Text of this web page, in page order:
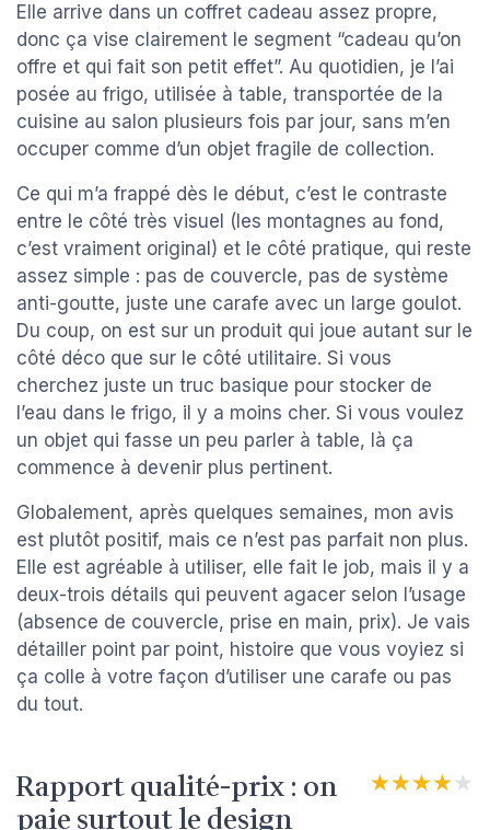
Elle arrive dans un coffret cadeau assez propre,
donc ça vise clairement le segment “cadeau qu’on
offre et qui fait son petit effet”. Au quotidien, je l’ai
posée au frigo, utilisée à table, transportée de la
cuisine au salon plusieurs fois par jour, sans m’en
occuper comme d’un objet fragile de collection.
Ce qui m’a frappé dès le début, c’est le contraste
entre le côté très visuel (les montagnes au fond,
c’est vraiment original) et le côté pratique, qui reste
assez simple : pas de couvercle, pas de système
anti-goutte, juste une carafe avec un large goulot.
Du coup, on est sur un produit qui joue autant sur le
côté déco que sur le côté utilitaire. Si vous
cherchez juste un truc basique pour stocker de
l’eau dans le frigo, il y a moins cher. Si vous voulez
un objet qui fasse un peu parler à table, là ça
commence à devenir plus pertinent.
Globalement, après quelques semaines, mon avis
est plutôt positif, mais ce n’est pas parfait non plus.
Elle est agréable à utiliser, elle fait le job, mais il y a
deux-trois détails qui peuvent agacer selon l’usage
(absence de couvercle, prise en main, prix). Je vais
détailler point par point, histoire que vous voyiez si
ça colle à votre façon d’utiliser une carafe ou pas
du tout.
Rapport qualité-prix : on
paie surtout le design
★★★★★
★★★★★